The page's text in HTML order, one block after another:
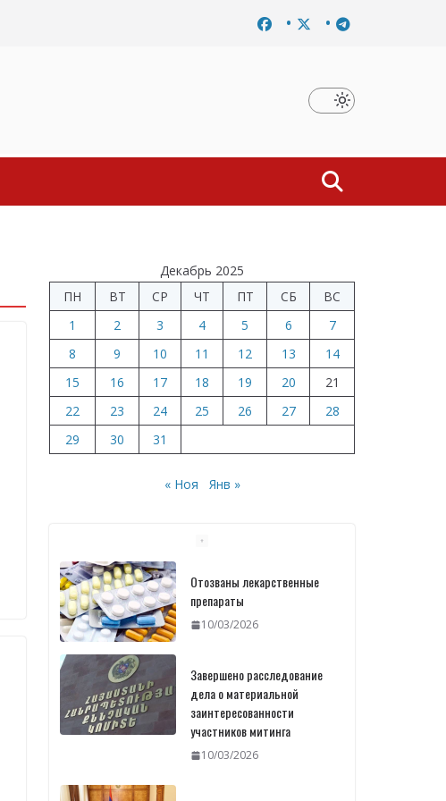
Завершено расследование дела о материальной
Декабрь 2025
ПН
ВТ СР ЧТ ПТ СБ
ВС
1
2 3 4 5 6
7
8
9 10 11 12 13
14
15
16 17 18 19 20
21
22
23 24 25 26 27
28
29
30 31
« Ноя Янв »
Отозваны лекарственные
препараты
10/03/2026
Завершено расследование
дела о материальной
заинтересованности
участников митинга
10/03/2026